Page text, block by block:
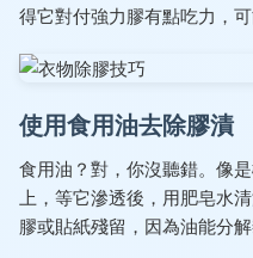
得它對付強力膠有點吃力，可
使用食用油去除膠漬
食用油？對，你沒聽錯。像
上，等它滲透後，用肥皂水
膠或貼紙殘留，因為油能分解